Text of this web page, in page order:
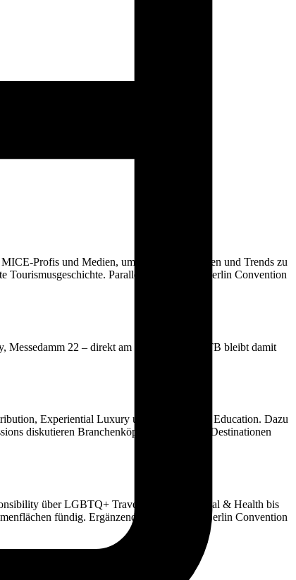
Profis und Medien, um Deals zu schließen und Trends zu
Tourismusgeschichte. Parallel läuft die ITB Berlin Convention
Messedamm 22 – direkt am Funkturm. Die ITB bleibt damit
Experiential Luxury und Workforce & Education. Dazu
diskutieren Branchenköpfe, Startups und Destinationen
über LGBTQ+ Travel, Luxury, Medical & Health bis
fündig. Ergänzend liefert die ITB Berlin Convention